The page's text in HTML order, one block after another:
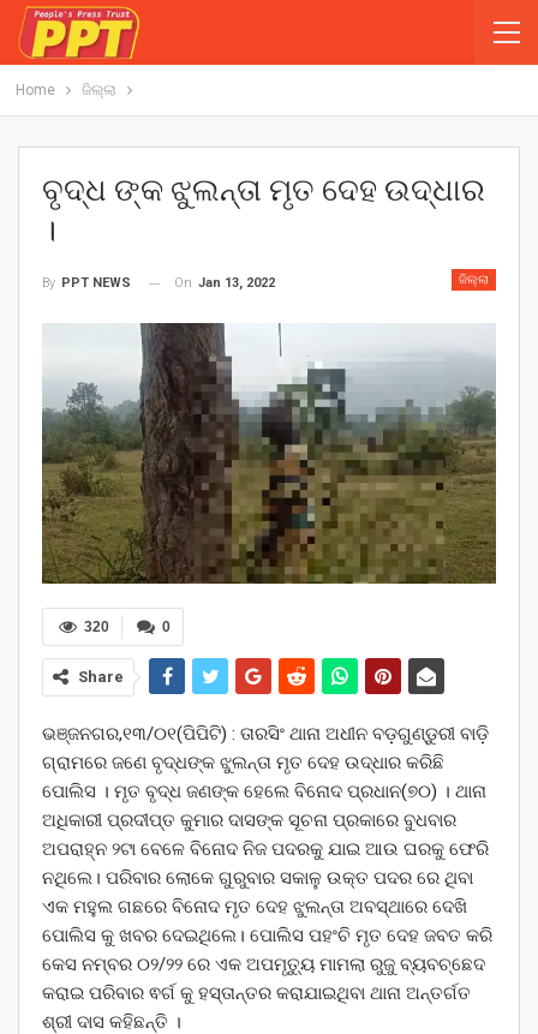
Home ଜିଲ୍ଲା
ବୃଦ୍ଧ ଙ୍କ ଝୁଲନ୍ତା ମୃତ ଦେହ ଉଦ୍ଧାର
।
ଜିଲ୍ଲା
By PPT NEWS On Jan 13, 2022
0
320
Share
ଭଞ୍ଜନଗର,୧୩/୦୧(ପିପିଟି) : ତାରସିଂ ଥାନା ଅଧୀନ ବଡ଼ଗୁଣ୍ଡୁରୀ ବାଡ଼ି
ଗ୍ରାମରେ ଜଣେ ବୃଦ୍ଧଙ୍କ ଝୁଲନ୍ତା ମୃତ ଦେହ ଉଦ୍ଧାର କରିଛି
ପୋଲିସ । ମୃତ ବୃଦ୍ଧ ଜଣଙ୍କ ହେଲେ ବିନୋଦ ପ୍ରଧାନ(୭୦) । ଥାନା
ଅଧିକାରୀ ପ୍ରଦୀପ୍ତ କୁମାର ଦାସଙ୍କ ସୂଚନା ପ୍ରକାରେ ବୁଧବାର
ଅପରାହ୍ନ ୨ଟା ବେଳେ ବିନୋଦ ନିଜ ପଦରକୁ ଯାଇ ଆଉ ଘରକୁ ଫେରି
ନଥିଲେ। ପରିବାର ଲୋକେ ଗୁରୁବାର ସକାଳୁ ଉକ୍ତ ପଦର ରେ ଥିବା
ଏକ ମହୁଲ ଗଛରେ ବିନୋଦ ମୃତ ଦେହ ଝୁଲନ୍ତା ଅବସ୍ଥାରେ ଦେଖି
ପୋଲିସ କୁ ଖବର ଦେଇଥିଲେ। ପୋଲିସ ପହଂଚି ମୃତ ଦେହ ଜବତ କରି
କେସ ନମ୍ବର ୦୨/୨୨ ରେ ଏକ ଅପମୃତ୍ୟୁ ମାମଲା ରୁଜୁ ବ୍ୟବଚ୍ଛେଦ
କରାଇ ପରିବାର ଵର୍ଗ କୁ ହସ୍ତାନ୍ତର କରାଯାଇଥିବା ଥାନା ଅନ୍ତର୍ଗତ
ଶ୍ରୀ ଦାସ କହିଛନ୍ତି ।